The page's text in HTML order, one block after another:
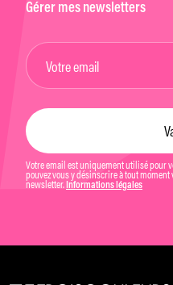
Gérer mes newsletters
Votre email est uniquement utilisé pour
pouvez vous y désinscrire à tout
newsletter. Informations légales